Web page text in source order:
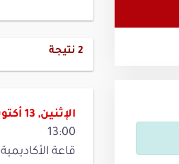
2 نتيجة
الإثنين, 13 أكتوبر 2025
13:00
قاعة الأكاديمية